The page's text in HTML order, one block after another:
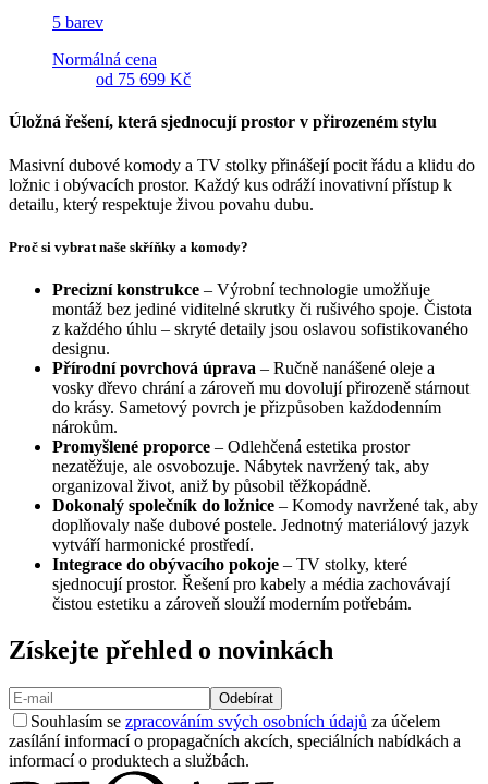
5 barev
Normálná cena
od 75 699 Kč
Úložná řešení, která sjednocují prostor v přirozeném stylu
Masivní dubové komody a TV stolky přinášejí pocit řádu a klidu do
ložnic i obývacích prostor. Každý kus odráží inovativní přístup k
detailu, který respektuje živou povahu dubu.
Proč si vybrat naše skříňky a komody?
Precizní konstrukce – Výrobní technologie umožňuje
montáž bez jediné viditelné skrutky či rušivého spoje. Čistota
z každého úhlu – skryté detaily jsou oslavou sofistikovaného
designu.
Přírodní povrchová úprava – Ručně nanášené oleje a
vosky dřevo chrání a zároveň mu dovolují přirozeně stárnout
do krásy. Sametový povrch je přizpůsoben každodenním
nárokům.
Promyšlené proporce – Odlehčená estetika prostor
nezatěžuje, ale osvobozuje. Nábytek navržený tak, aby
organizoval život, aniž by působil těžkopádně.
Dokonalý společník do ložnice – Komody navržené tak, aby
doplňovaly naše dubové postele. Jednotný materiálový jazyk
vytváří harmonické prostředí.
Integrace do obývacího pokoje – TV stolky, které
sjednocují prostor. Řešení pro kabely a média zachovávají
čistou estetiku a zároveň slouží moderním potřebám.
Získejte přehled o novinkách
Odebírat
Souhlasím se zpracováním svých osobních údajů za účelem
zasílání informací o propagačních akcích, speciálních nabídkách a
informací o produktech a službách.